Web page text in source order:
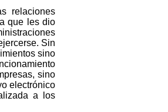
relaciones
que les dio
Sin
sino
sino
electrónico
a los